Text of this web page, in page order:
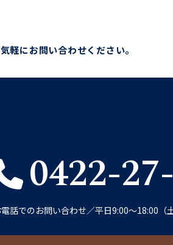
軽にお問い合わせください。
0422-
電話でのお問い合わせ／平日9:00〜18:00（